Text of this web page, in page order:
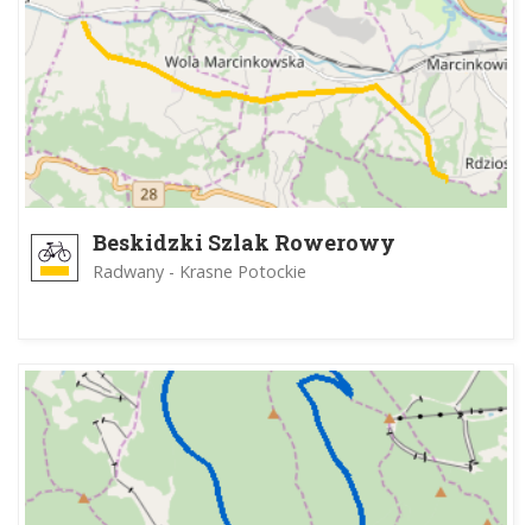
Beskidzki Szlak Rowerowy
Radwany - Krasne Potockie